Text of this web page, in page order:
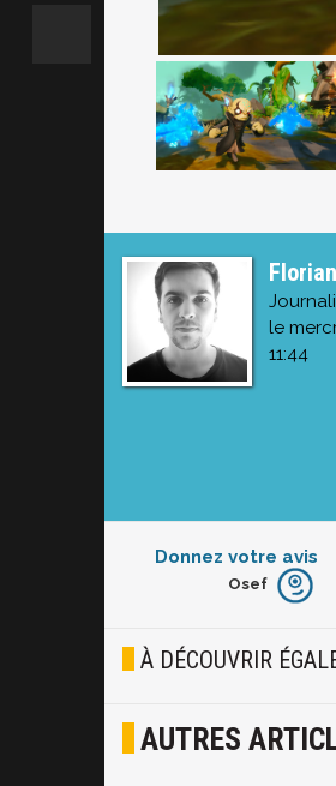
le
11:44
Donnez votre avis
Furieux
Joyeux
Osef
À DÉCOUVRIR
AUTRES